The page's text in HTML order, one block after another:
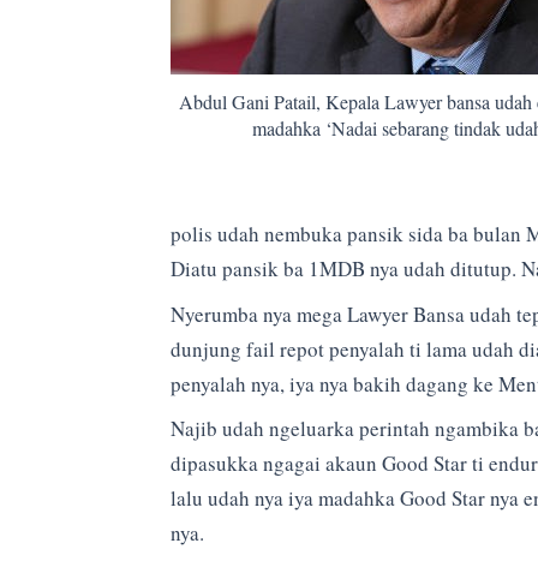
Abdul Gani Patail, Kepala Lawyer bansa udah
madahka ‘Nadai sebarang tindak
polis udah nembuka pansik sida ba bulan
Diatu pansik ba 1MDB nya udah ditutup.
Nyerumba nya mega Lawyer Bansa udah
dunjung fail repot penyalah ti lama udah
penyalah nya, iya nya bakih dagang ke
Najib udah ngeluarka perintah ngambika
dipasukka ngagai akaun Good Star ti
lalu udah nya iya madahka Good Star nya
nya.